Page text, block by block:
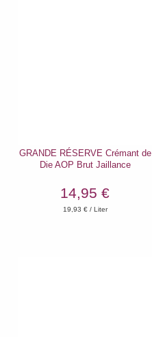
GRANDE RÉSERVE Crémant de
Die AOP Brut Jaillance
14,95 €
19,93 € / Liter